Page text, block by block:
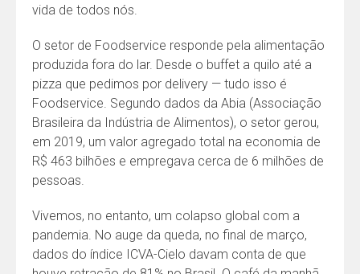
vida de todos nós.
O setor de Foodservice responde pela alimentação
produzida fora do lar. Desde o buffet a quilo até a
pizza que pedimos por delivery — tudo isso é
Foodservice. Segundo dados da Abia (Associação
Brasileira da Indústria de Alimentos), o setor gerou,
em 2019, um valor agregado total na economia de
R$ 463 bilhões e empregava cerca de 6 milhões de
pessoas.
Vivemos, no entanto, um colapso global com a
pandemia. No auge da queda, no final de março,
dados do índice ICVA-Cielo davam conta de que